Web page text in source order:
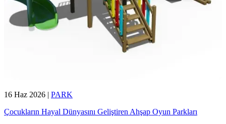
16 Haz 2026 | PARK
Çocukların Hayal Dünyasını Geliştiren Ahşap Oyun Parkları